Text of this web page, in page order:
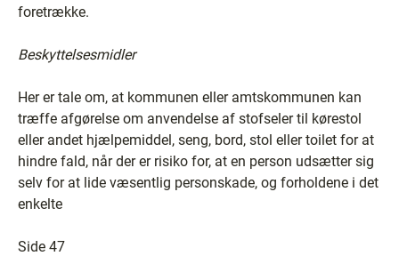
foretrække.
Beskyttelsesmidler
Her er tale om, at kommunen eller amtskommunen kan
træffe afgørelse om anvendelse af stofseler til kørestol
eller andet hjælpemiddel, seng, bord, stol eller toilet for at
hindre fald, når der er risiko for, at en person udsætter sig
selv for at lide væsentlig personskade, og forholdene i det
enkelte
Side 47